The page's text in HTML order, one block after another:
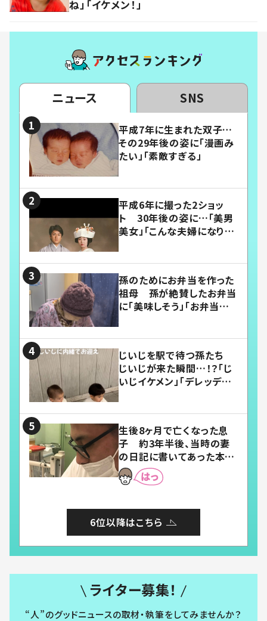
ね」「イケメン！」
ニュース SNS
平成7年に生まれた双子…
その29年後の姿に「漫画み
たい」「素敵すぎる」
平成6年に撮った2ショッ
ト 30年後の姿に…「美男
美女」「こんな夫婦になりた
孫のためにお弁当を作った
祖母 孫が絶賛したお弁当
に「美味しそう」「お弁当すご
じいじを駅で待つ孫たち
じいじが来た瞬間…！？「じ
いじイケメン」「デレッデレ」
生後8ヶ月で亡くなった息
子 約3年半後、当時の妻
の日記に書いてあった本音
とは
6位以降はこちら
ライター募集！
“人”のグッドニュースの取材・執筆をしてみませんか？